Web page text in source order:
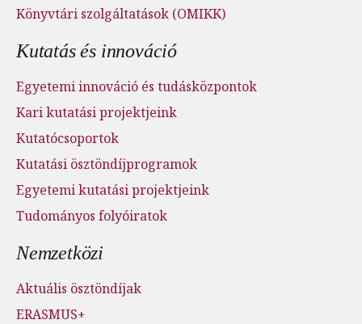
Könyvtári szolgáltatások (OMIKK)
Kutatás és innováció
Egyetemi innováció és tudásközpontok
Kari kutatási projektjeink
Kutatócsoportok
Kutatási ösztöndíjprogramok
Egyetemi kutatási projektjeink
Tudományos folyóiratok
Nemzetközi
Aktuális ösztöndíjak
ERASMUS+